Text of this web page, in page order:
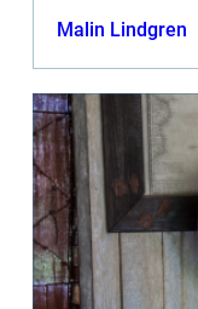
Malin Lindgren